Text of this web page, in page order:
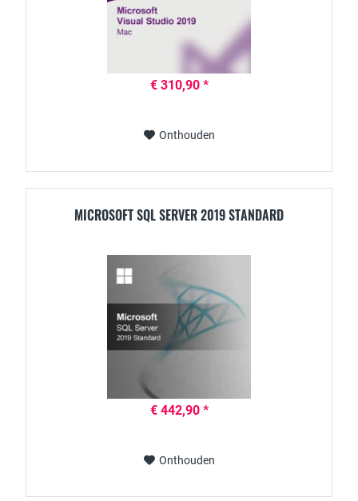
€ 310,90 *
Onthouden
MICROSOFT SQL SERVER 2019 STANDARD
€ 442,90 *
Onthouden